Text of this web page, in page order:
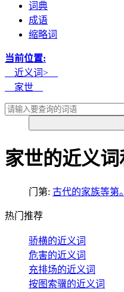
词典
成语
缩略词
当前位置:
近义词>
家世
家世的近义词
门第: 古代的家族等第
热门推荐
骄横的近义词
危害的近义词
充排场的近义词
按图索骥的近义词